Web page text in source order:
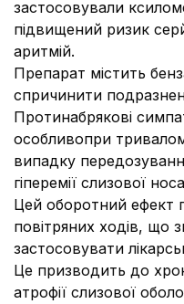
застосовували
підвищений ризик
аритмій.
Препарат містить
спричинити
Протинабрякові
особливопри
випадку
гіперемії слизової
Цей оборотний ефект
повітряних ходів, що
застосовувати
Це призводить до
атрофії слизової